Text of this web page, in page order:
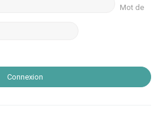
Mot de